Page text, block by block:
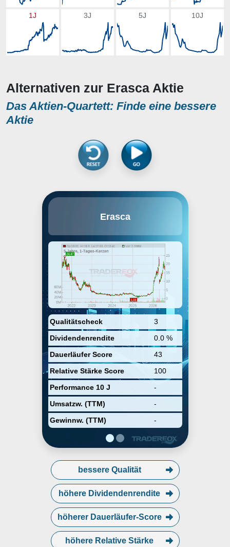
1J 3J 5J 10J
Alternativen zur Erasca Aktie
Das Aktien-Quartett: Finde eine bessere
Aktie
Erasca
Qualitätscheck
3
Dividendenrendite
0.0 %
Dauerläufer Score
43
Relative Stärke Score
100
Performance 10 J
-
Umsatzw. (TTM)
-
Gewinnw. (TTM)
-
precision oncology company. It
developing, and commercializing
therapies for patients with
RAS/MAPK pathway-driven
cancers. It has assembled a
wholly owned or controlled
RAS/MAPK pathway focused
pipeline comprising modality-
agnostic programs. The company
was founded by Jonathan E. Lim
and Kevan Shokat on July 2, 2018
and is headquartered in San
Diego, CA.
bessere Qualität
höhere Dividendenrendite
höherer Dauerläufer-Score
höhere Relative Stärke